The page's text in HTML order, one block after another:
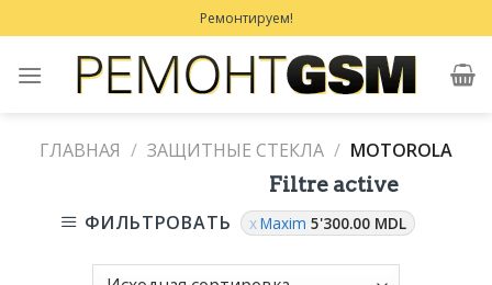
to
content
Ремонтируем!
ГЛАВНАЯ / ЗАЩИТНЫЕ СТЕКЛА / MOTOROLA
ФИЛЬТРОВАТЬ
Filtre active
Maxim5'300.00 MDL